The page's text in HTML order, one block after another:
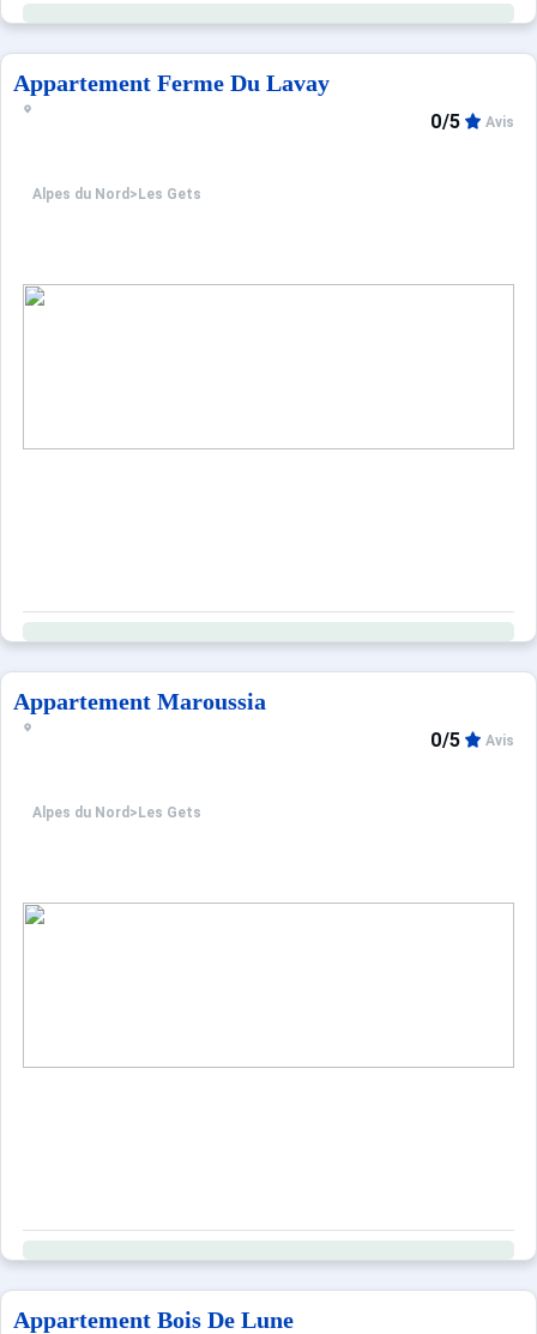
Appartement Ferme Du Lavay
Alpes du Nord > Les Gets
0/5 Avis
Appartement Maroussia
Alpes du Nord > Les Gets
0/5 Avis
Appartement Bois De Lune